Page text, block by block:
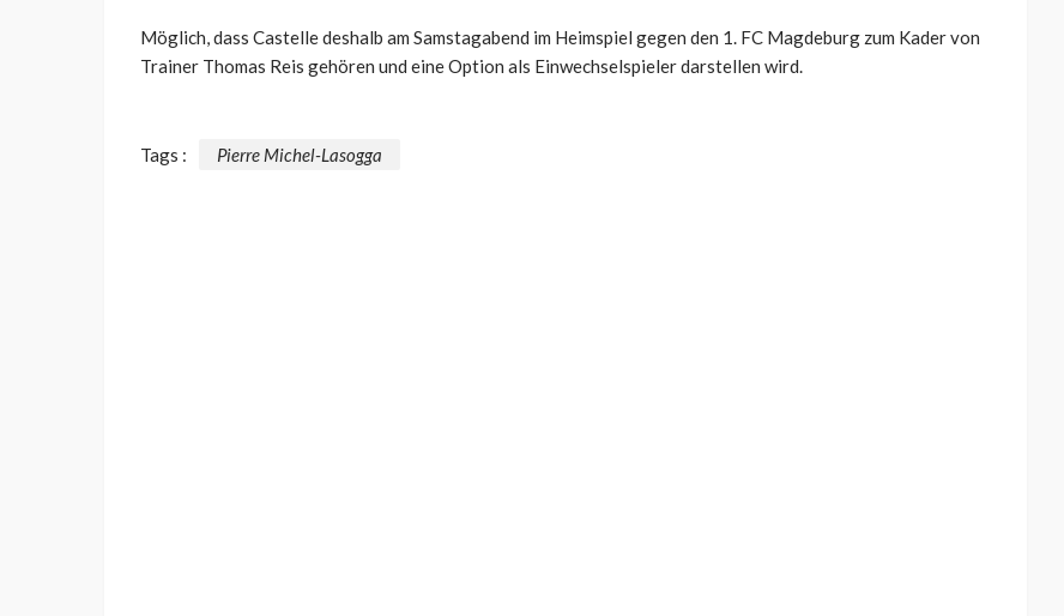
Möglich, dass Castelle deshalb am Samstagabend im Heimspiel gegen den 1. FC Magdeburg zum Kader von
Trainer Thomas Reis gehören und eine Option als Einwechselspieler darstellen wird.
Tags : Pierre Michel-Lasogga